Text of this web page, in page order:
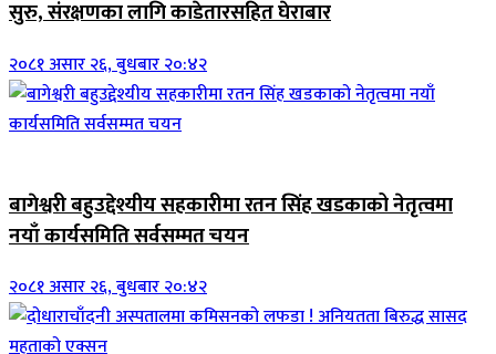
सुरु, संरक्षणका लागि काडेतारसहित घेराबार
२०८१ असार २६, बुधबार २०:४२
बागेश्वरी बहुउद्देश्यीय सहकारीमा रतन सिंह खडकाको नेतृत्वमा
नयाँ कार्यसमिति सर्वसम्मत चयन
२०८१ असार २६, बुधबार २०:४२